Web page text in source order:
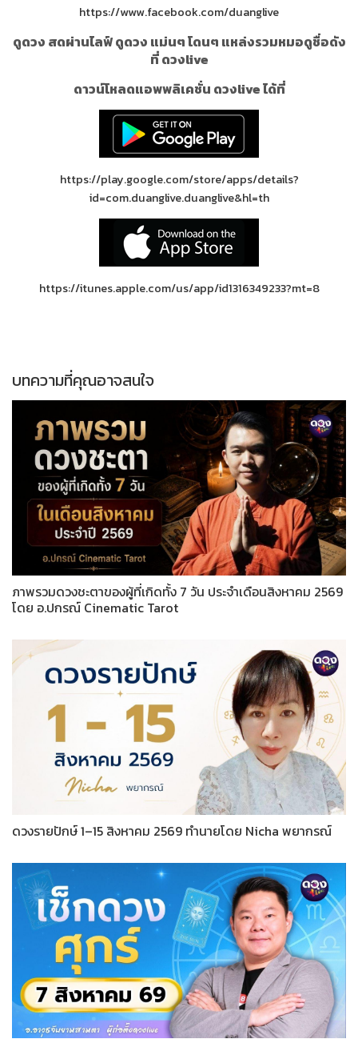
https://www.facebook.com/duanglive
ดูดวง สดผ่านไลฟ์ ดูดวง แม่นๆ โดนๆ แหล่งรวมหมอดูชื่อดัง
ที่ ดวงlive
ดาวน์โหลดแอพพลิเคชั่น ดวงlive ได้ที่
https://play.google.com/store/apps/details?
id=com.duanglive.duanglive&hl=th
https://itunes.apple.com/us/app/id1316349233?mt=8
บทความที่คุณอาจสนใจ
ภาพรวมดวงชะตาของผู้ที่เกิดทั้ง 7 วัน ประจำเดือนสิงหาคม 2569
โดย อ.ปกรณ์ Cinematic Tarot
ดวงรายปักษ์ 1–15 สิงหาคม 2569 ทำนายโดย Nicha พยากรณ์